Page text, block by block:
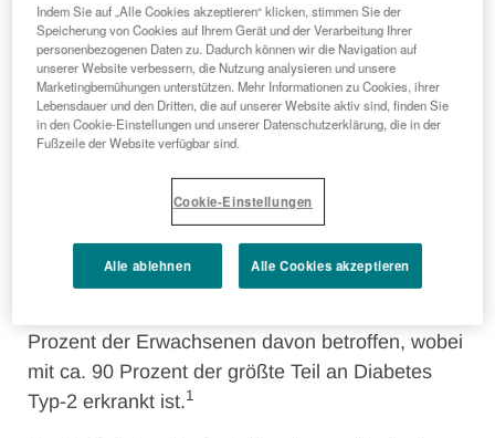
Bei Diabetes mellitus (Zuckerkrankheit)
unterscheidet man unterschiedliche Formen,
wobeiTyp-1- und Typ-2-Diabetesam häufigsten
vorkommen.1Alle Diabetestypen haben
sind. Der Blutzuckerwert kann aufgrund eines
Mangels des Hormons Insulin und/oder einer
sein. Insulin reguliert die Zucker-Aufnahme vom
Prozent der Erwachsenen davon betroffen, wobei
mit ca. 90 Prozent der größte Teil an Diabetes
Typ-2 erkrankt ist.1
Indem Sie auf „Alle Cookies akzeptieren“ klicken, stimmen Sie der
Speicherung von Cookies auf Ihrem Gerät und der Verarbeitung Ihrer
personenbezogenen Daten zu. Dadurch können wir die Navigation auf
unserer Website verbessern, die Nutzung analysieren und unsere
Marketingbemühungen unterstützen. Mehr Informationen zu Cookies, ihrer
Lebensdauer und den Dritten, die auf unserer Website aktiv sind, finden Sie
in den Cookie-Einstellungen und unserer Datenschutzerklärung, die in der
Fußzeile der Website verfügbar sind.
Cookie-Einstellungen
Alle ablehnen Alle Cookies akzeptieren